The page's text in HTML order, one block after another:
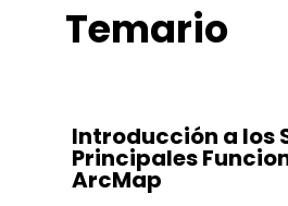
Temario
Introducción a los
Principales
ArcMap